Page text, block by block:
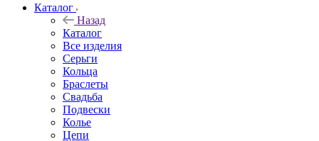
Каталог
Назад
Каталог
Все изделия
Серьги
Кольца
Браслеты
Свадьба
Подвески
Колье
Цепи